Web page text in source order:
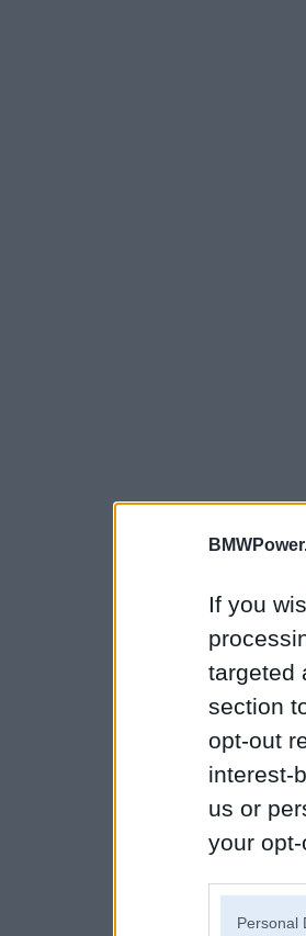
If you
targeted
section
opt-out
interest-
us or
your
Personal